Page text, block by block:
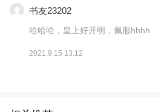
书友23202
哈哈哈，皇上好开明，佩服hhhh
2021.9.15 13:12